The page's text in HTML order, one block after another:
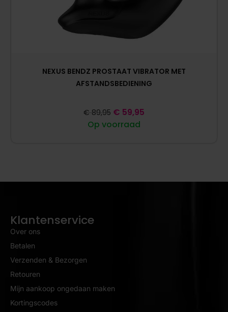
NEXUS BENDZ PROSTAAT VIBRATOR MET
AFSTANDSBEDIENING
Op voorraad
€ 89,95 € 59,95
Klantenservice
Over ons
Betalen
Verzenden & Bezorgen
Retouren
Mijn aankoop ongedaan maken
Kortingscodes